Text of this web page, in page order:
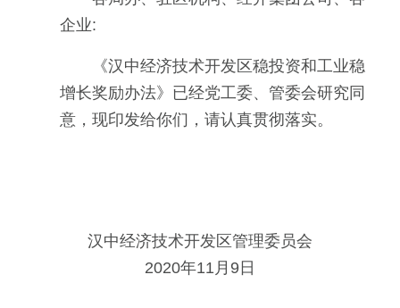
企业:
《汉中经济技术开发区稳投资和工业稳
增长奖励办法》已经党工委、管委会研究同
意，现印发给你们，请认真贯彻落实。
汉中经济技术开发区管理委员会
2020年11月9日